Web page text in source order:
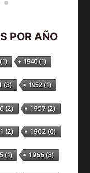
POR AÑO
1940(1)
(3) 1952(1)
(2) 1957(2)
(2) 1962(6)
(1) 1966(3)